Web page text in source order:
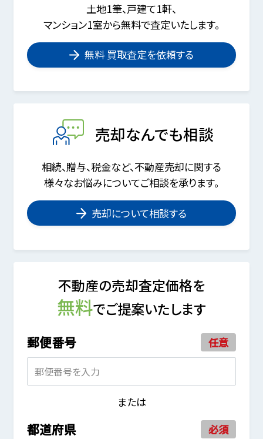
土地1筆、戸建て1軒、
マンション1室から無料で査定いたします。
無料 買取査定を依頼する
売却なんでも相談
相続、贈与、税金など、不動産売却に関する
様々なお悩みについてご相談を承ります。
売却について相談する
不動産の売却査定価格を
無料でご提案いたします
郵便番号 任意
または
都道府県 必須